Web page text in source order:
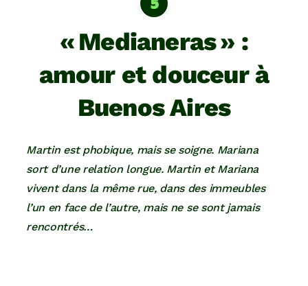
« Medianeras » :
amour et douceur à
Buenos Aires
Martin est phobique, mais se soigne. Mariana
sort d’une relation longue. Martin et Mariana
vivent dans la même rue, dans des immeubles
l’un en face de l’autre, mais ne se sont jamais
rencontrés…